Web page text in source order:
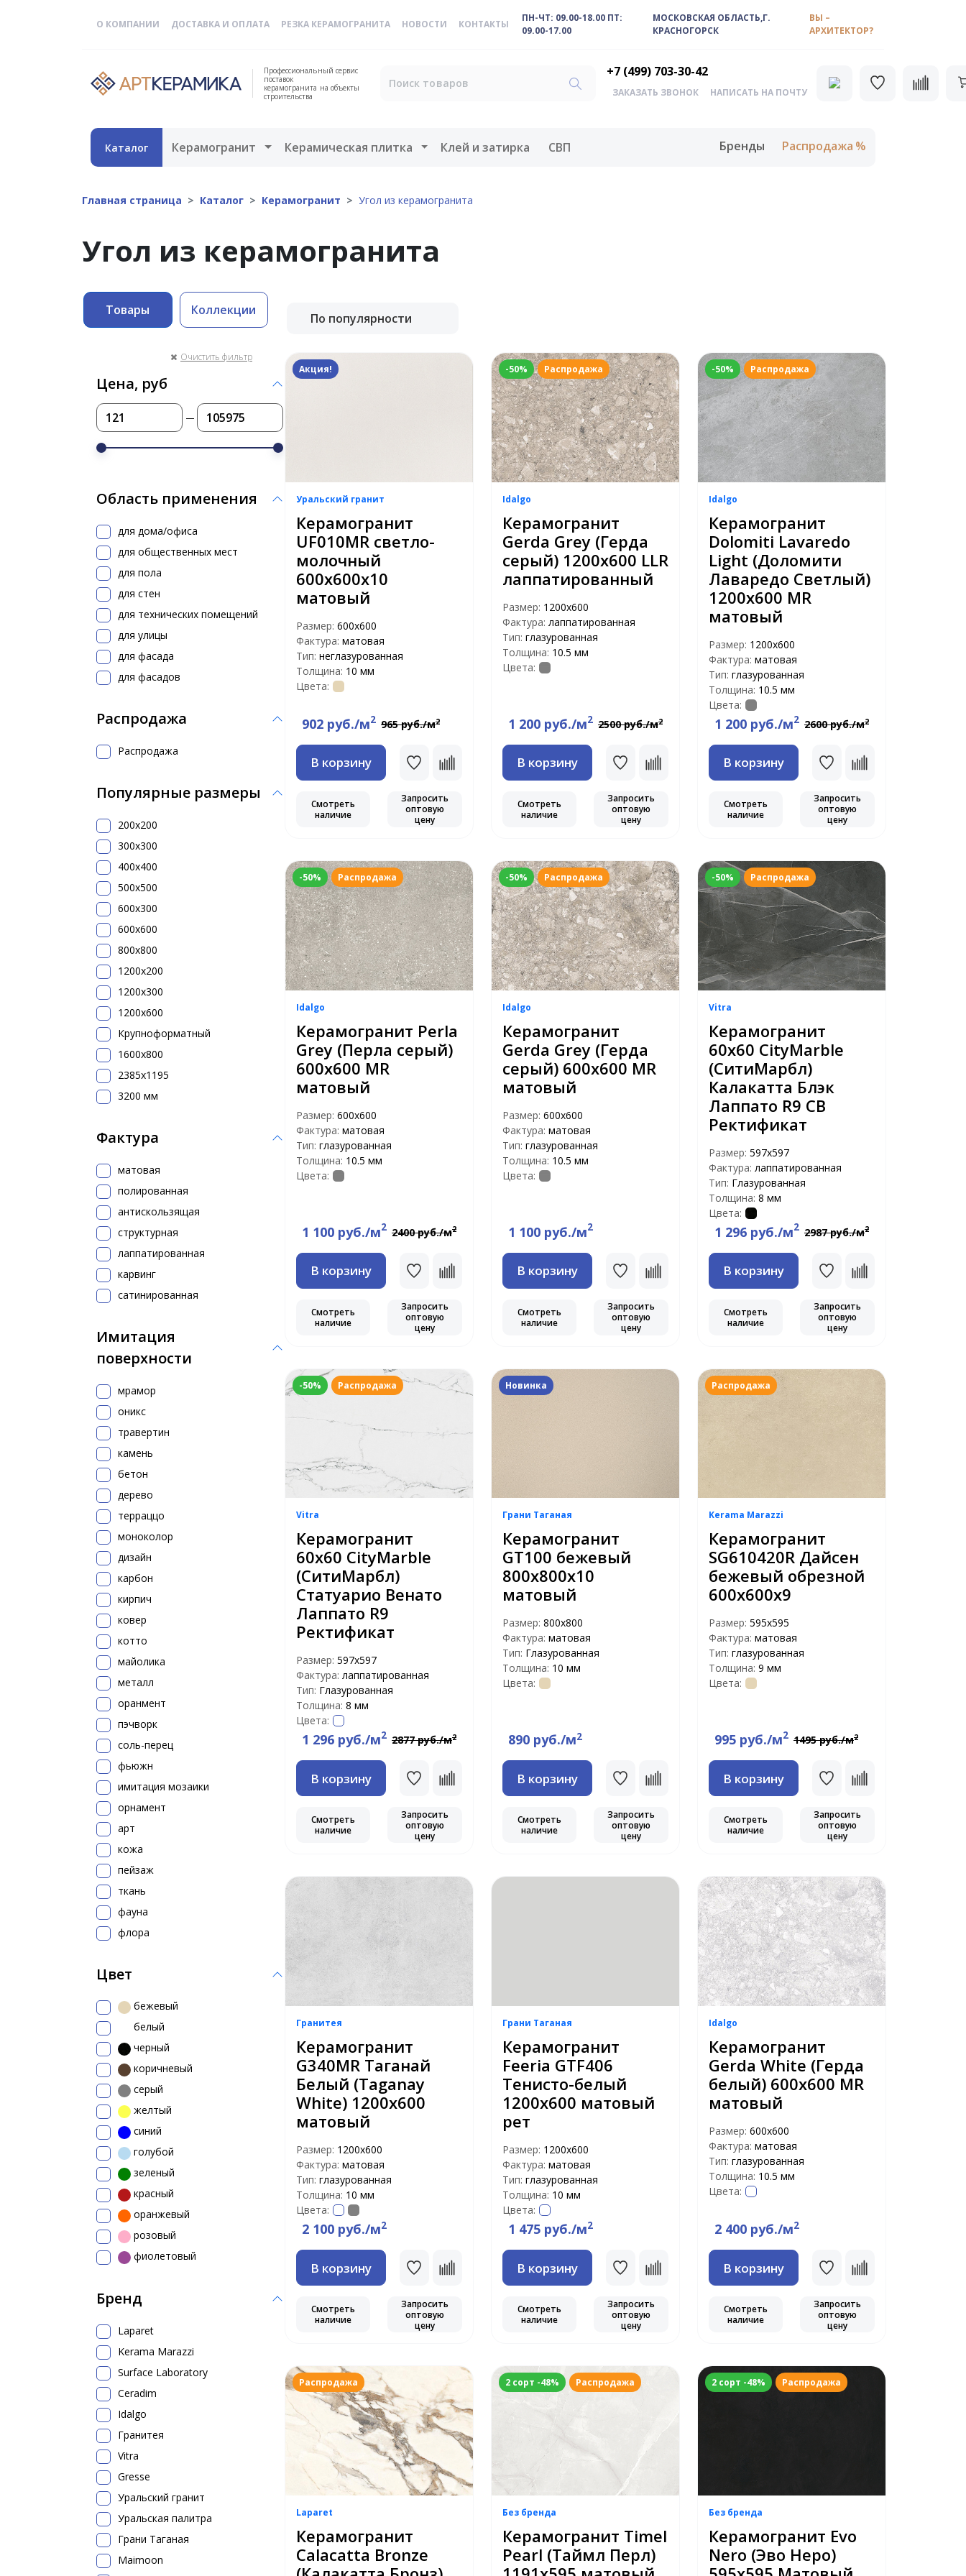
О КОМПАНИИ ДОСТАВКА И ОПЛАТА РЕЗКА КЕРАМОГРАНИТА НОВОСТИ КОНТАКТЫ
ПН-ЧТ: 09.00-18.00 ПТ:
09.00-17.00
МОСКОВСКАЯ ОБЛАСТЬ,Г.
КРАСНОГОРСК
ВЫ –
АРХИТЕКТОР?
Профессиональный сервис
поставок
керамогранита на объекты
строительства
+7 (499) 703-30-42
ЗАКАЗАТЬ ЗВОНОК НАПИСАТЬ НА ПОЧТУ
Каталог Керамогранит Открыть меню
Керамическая плитка Открыть меню
Клей и затирка СВП Бренды Распродажа
Главная страница Каталог Керамогранит Угол из керамогранита
Угол из керамогранита
Товары Коллекции
Очистить фильтр
Цена, руб
Область применения
для дома/офиса
для общественных мест
для пола
для стен
для технических помещений
для улицы
для фасада
для фасадов
Распродажа
Распродажа
Популярные размеры
200x200
300х300
400х400
500x500
600х300
600х600
800х800
1200x200
1200х300
1200х600
Крупноформатный
1600x800
2385x1195
3200 мм
Фактура
матовая
полированная
антискользящая
структурная
лаппатированная
карвинг
сатинированная
Имитация
поверхности
мрамор
оникс
травертин
камень
бетон
дерево
терраццо
моноколор
дизайн
карбон
кирпич
ковер
котто
майолика
металл
оранмент
пэчворк
соль-перец
фьюжн
имитация мозаики
орнамент
арт
кожа
пейзаж
ткань
фауна
флора
Цвет
бежевый
белый
черный
коричневый
серый
желтый
синий
голубой
зеленый
красный
оранжевый
розовый
фиолетовый
Бренд
Laparet
Kerama Marazzi
Surface Laboratory
Ceradim
Idalgo
Гранитея
Vitra
Gresse
Уральский гранит
Уральская палитра
Грани Таганая
Maimoon
По популярности
Акция!
Уральский гранит
Керамогранит
UF010MR светло-
молочный
600х600х10
матовый
Размер: 600х600
Фактура: матовая
Тип: неглазурованная
Толщина: 10 мм
Цвета:
902 руб./м2 965 руб./м2
В корзину
Смотреть
наличие
Запросить
оптовую
цену
-50% Распродажа
Idalgo
Керамогранит
Gerda Grey (Герда
серый) 1200х600 LLR
лаппатированный
Размер: 1200х600
Фактура: лаппатированная
Тип: глазурованная
Толщина: 10.5 мм
Цвета:
1 200 руб./м2 2500 руб./м2
В корзину
Смотреть
наличие
Запросить
оптовую
цену
-50% Распродажа
Idalgo
Керамогранит
Dolomiti Lavaredo
Light (Доломити
Лаваредо Светлый)
1200х600 MR
матовый
Размер: 1200х600
Фактура: матовая
Тип: глазурованная
Толщина: 10.5 мм
Цвета:
1 200 руб./м2 2600 руб./м2
В корзину
Смотреть
наличие
Запросить
оптовую
цену
-50% Распродажа
Idalgo
Керамогранит Perla
Grey (Перла серый)
600х600 MR
матовый
Размер: 600х600
Фактура: матовая
Тип: глазурованная
Толщина: 10.5 мм
Цвета:
1 100 руб./м2 2400 руб./м2
В корзину
Смотреть
наличие
Запросить
оптовую
цену
-50% Распродажа
Idalgo
Керамогранит
Gerda Grey (Герда
серый) 600х600 MR
матовый
Размер: 600х600
Фактура: матовая
Тип: глазурованная
Толщина: 10.5 мм
Цвета:
1 100 руб./м2
В корзину
Смотреть
наличие
Запросить
оптовую
цену
-50% Распродажа
Vitra
Керамогранит
60х60 CityMarble
(СитиМарбл)
Калакатта Блэк
Лаппато R9 CB
Ректификат
Размер: 597х597
Фактура: лаппатированная
Тип: Глазурованная
Толщина: 8 мм
Цвета:
1 296 руб./м2 2987 руб./м2
В корзину
Смотреть
наличие
Запросить
оптовую
цену
-50% Распродажа
Vitra
Керамогранит
60х60 CityMarble
(СитиМарбл)
Статуарио Венато
Лаппато R9
Ректификат
Размер: 597х597
Фактура: лаппатированная
Тип: Глазурованная
Толщина: 8 мм
Цвета:
1 296 руб./м2 2877 руб./м2
В корзину
Смотреть
наличие
Запросить
оптовую
цену
Новинка
Грани Таганая
Керамогранит
GT100 бежевый
800x800x10
матовый
Размер: 800x800
Фактура: матовая
Тип: Глазурованная
Толщина: 10 мм
Цвета:
890 руб./м2
В корзину
Смотреть
наличие
Запросить
оптовую
цену
Распродажа
Kerama Marazzi
Керамогранит
SG610420R Дайсен
бежевый обрезной
600х600х9
Размер: 595x595
Фактура: матовая
Тип: глазурованная
Толщина: 9 мм
Цвета:
995 руб./м2 1495 руб./м2
В корзину
Смотреть
наличие
Запросить
оптовую
цену
Гранитея
Керамогранит
G340MR Таганай
Белый (Taganay
White) 1200х600
матовый
Размер: 1200х600
Фактура: матовая
Тип: глазурованная
Толщина: 10 мм
Цвета:
2 100 руб./м2
В корзину
Смотреть
наличие
Запросить
оптовую
цену
Грани Таганая
Керамогранит
Feeria GTF406
Тенисто-белый
1200х600 матовый
рет
Размер: 1200х600
Фактура: матовая
Тип: глазурованная
Толщина: 10 мм
Цвета:
1 475 руб./м2
В корзину
Смотреть
наличие
Запросить
оптовую
цену
Idalgo
Керамогранит
Gerda White (Герда
белый) 600х600 MR
матовый
Размер: 600х600
Фактура: матовая
Тип: глазурованная
Толщина: 10.5 мм
Цвета:
2 400 руб./м2
В корзину
Смотреть
наличие
Запросить
оптовую
цену
Распродажа
Laparet
Керамогранит
Calacatta Bronze
2 сорт -48% Распродажа
Без бренда
Керамогранит Timel
Pearl (Таймл Перл)
2 сорт -48% Распродажа
Без бренда
Керамогранит Evo
Nero (Эво Неро)